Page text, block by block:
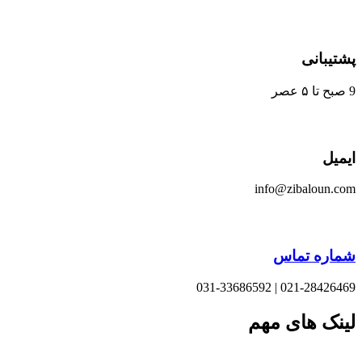
تماس
021-28426469 | 031-
های مهم